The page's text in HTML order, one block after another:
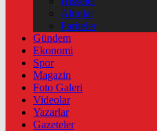
Altınlar
Pariteler
Gündem
Ekonomi
Spor
Magazin
Foto Galeri
Videolar
Yazarlar
Gazeteler